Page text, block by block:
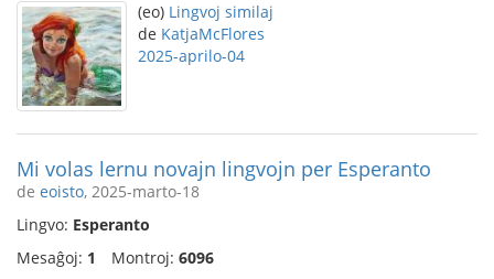
(eo) Lingvoj similaj
de KatjaMcFlores
2025-aprilo-04
Mi volas lernu novajn lingvojn per Esperanto
de eoisto, 2025-marto-18
Lingvo: Esperanto
Mesaĝoj: 1 Montroj: 6096